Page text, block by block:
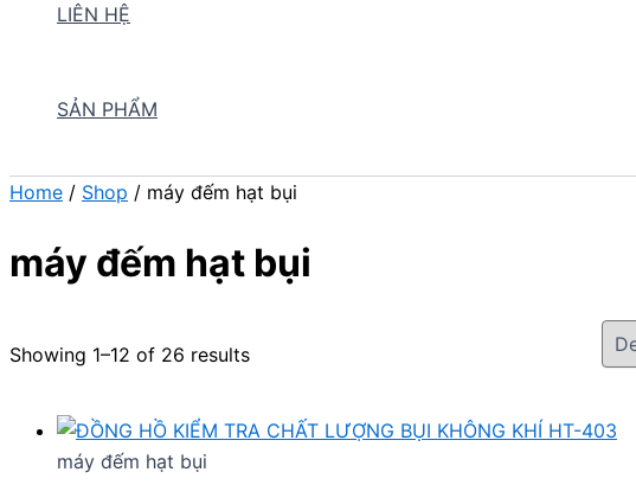
LIÊN HỆ
SẢN PHẨM
Home / Shop / máy đếm hạt bụi
máy đếm hạt bụi
Showing 1–12 of 26 results
máy đếm hạt bụi